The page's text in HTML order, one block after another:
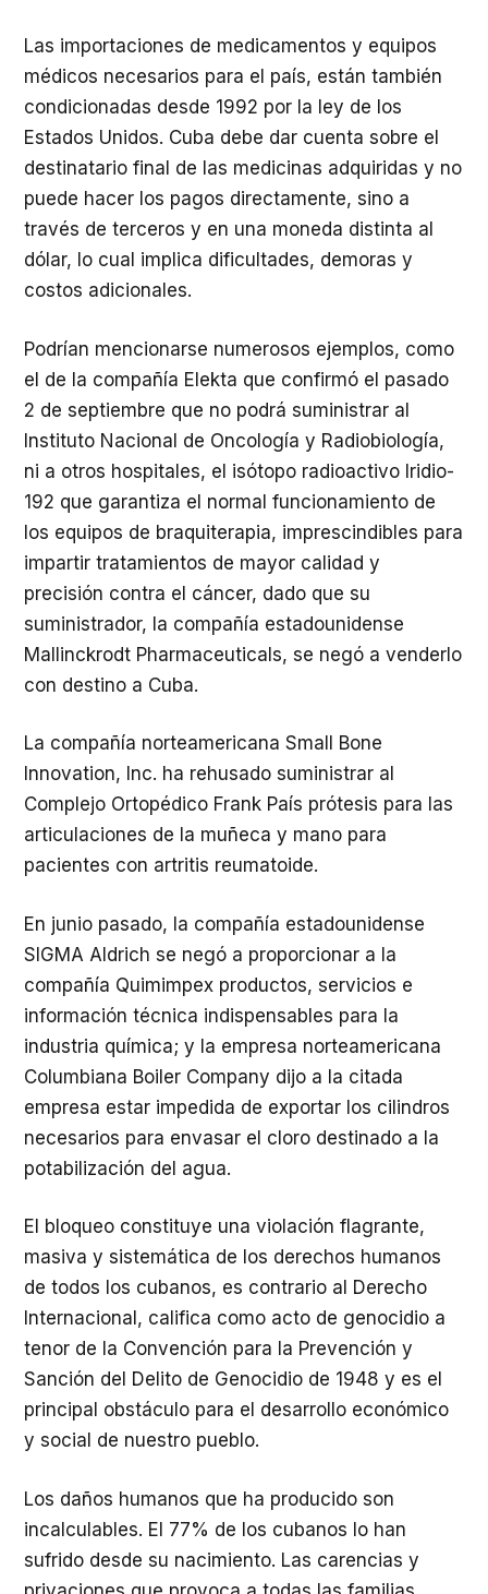
Las importaciones de medicamentos y equipos
médicos necesarios para el país, están también
condicionadas desde 1992 por la ley de los
Estados Unidos. Cuba debe dar cuenta sobre el
destinatario final de las medicinas adquiridas y no
puede hacer los pagos directamente, sino a
través de terceros y en una moneda distinta al
dólar, lo cual implica dificultades, demoras y
costos adicionales.
Podrían mencionarse numerosos ejemplos, como
el de la compañía Elekta que confirmó el pasado
2 de septiembre que no podrá suministrar al
Instituto Nacional de Oncología y Radiobiología,
ni a otros hospitales, el isótopo radioactivo Iridio-
192 que garantiza el normal funcionamiento de
los equipos de braquiterapia, imprescindibles para
impartir tratamientos de mayor calidad y
precisión contra el cáncer, dado que su
suministrador, la compañía estadounidense
Mallinckrodt Pharmaceuticals, se negó a venderlo
con destino a Cuba.
La compañía norteamericana Small Bone
Innovation, Inc. ha rehusado suministrar al
Complejo Ortopédico Frank País prótesis para las
articulaciones de la muñeca y mano para
pacientes con artritis reumatoide.
En junio pasado, la compañía estadounidense
SIGMA Aldrich se negó a proporcionar a la
compañía Quimimpex productos, servicios e
información técnica indispensables para la
industria química; y la empresa norteamericana
Columbiana Boiler Company dijo a la citada
empresa estar impedida de exportar los cilindros
necesarios para envasar el cloro destinado a la
potabilización del agua.
El bloqueo constituye una violación flagrante,
masiva y sistemática de los derechos humanos
de todos los cubanos, es contrario al Derecho
Internacional, califica como acto de genocidio a
tenor de la Convención para la Prevención y
Sanción del Delito de Genocidio de 1948 y es el
principal obstáculo para el desarrollo económico
y social de nuestro pueblo.
Los daños humanos que ha producido son
incalculables. El 77% de los cubanos lo han
sufrido desde su nacimiento. Las carencias y